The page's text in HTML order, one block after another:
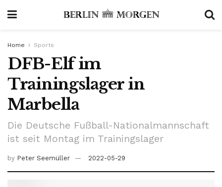
Home Sports
DFB-Elf im
Trainingslager in
Marbella
Die Deutsche Fußball-Nationalmannschaft
ist seit Montag im Trainingslager
by Peter Seemüller 2022-05-29